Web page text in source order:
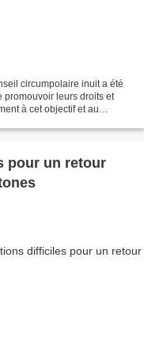
circumpolaire inuit a été
promouvoir leurs droits et
à cet objectif et au
pour un retour